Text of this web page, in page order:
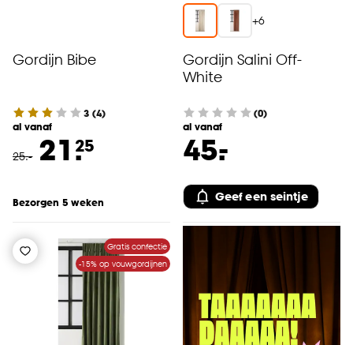
Gordijn Bibe
3 (4)
al vanaf
25.- 21.25
Bezorgen 5 weken
+6
Gordijn Salini Off-
White
(0)
al vanaf
45.
-
Geef een seintje
Gratis confectie
-15% op vouwgordijnen